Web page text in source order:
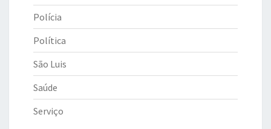
Polícia
Política
São Luis
Saúde
Serviço